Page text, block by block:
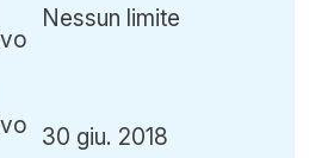
Nessun limite
30 giu. 2018